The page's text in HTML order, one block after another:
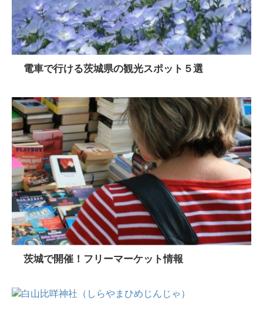
電車で行ける茨城県の観光スポット５選
茨城で開催！フリーマーケット情報